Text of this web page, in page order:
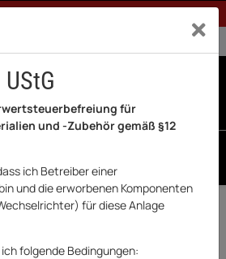
(Privatkunden)Exklusiv
für
und -Zubehör gemäß §12
ich Betreiber einer
und die erworbenen Komponenten
für diese Anlage
folgende Bedingungen: